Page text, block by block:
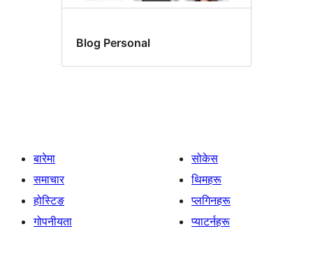
Blog Personal
बारेमा
समाचार
होस्टिङ
गोपनीयता
सोकेस
थिमहरू
प्लगिनहरू
प्याटर्नहरू